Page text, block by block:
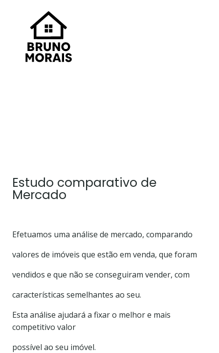
Estudo comparativo de
Mercado
Efetuamos uma análise de mercado, comparando
valores de imóveis que estão em venda, que foram
vendidos e que não se conseguiram vender, com
características semelhantes ao seu.
Esta análise ajudará a fixar o melhor e mais
competitivo valor
possível ao seu imóvel.